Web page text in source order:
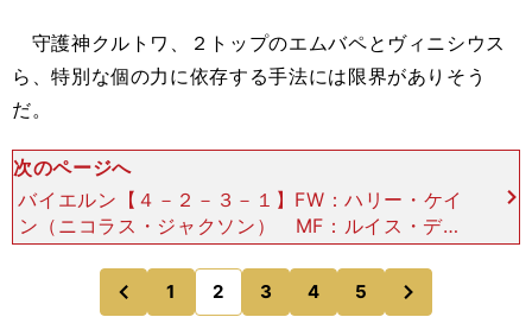
守護神クルトワ、２トップのエムバペとヴィニシウス
ら、特別な個の力に依存する手法には限界がありそう
だ。
次のページへ
バイエルン【４－２－３－１】FW：ハリー・ケイ
ン（ニコラス・ジャクソン） MF：ルイス・ディ
アス、ジャマル・ムシアラ（セルジュ・ニャブ
リ）、マイケル・オリーセ（レナト・カール）、ア
レクサンダル・パブ
前
のページへ
1 2 3 4 5
のページへ